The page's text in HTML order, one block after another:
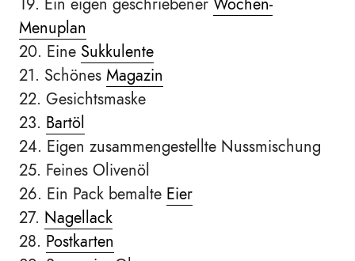
Menuplan
20. Eine Sukkulente
21. Schönes Magazin
22. Gesichtsmaske
23. Bartöl
24. Eigen zusammengestellte Nussmischung
25. Feines Olivenöl
26. Ein Pack bemalte Eier
27. Nagellack
28. Postkarten